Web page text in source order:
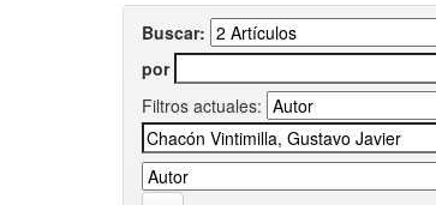
Buscar:
por
Filtros actuales: